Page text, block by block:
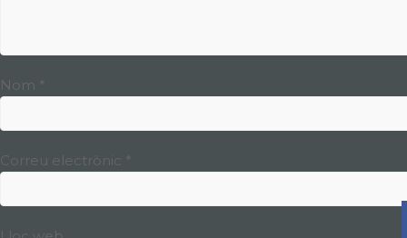
Nom *
Correu electrònic *